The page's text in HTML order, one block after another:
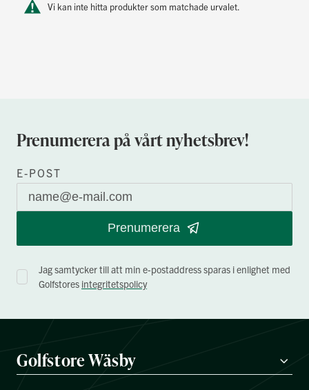
Vi kan inte hitta produkter som matchade urvalet.
Prenumerera på vårt nyhetsbrev!
E-POST
Prenumerera
Jag samtycker till att min e-postaddress sparas i enlighet med
Golfstores integritetspolicy
Golfstore Wäsby